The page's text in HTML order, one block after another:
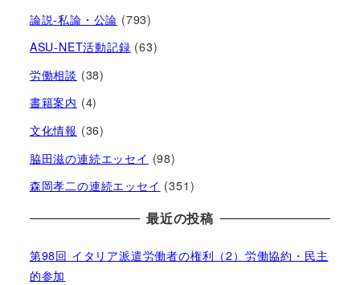
論説-私論・公論 (793)
ASU-NET活動記録 (63)
労働相談 (38)
書籍案内 (4)
文化情報 (36)
脇田滋の連続エッセイ (98)
森岡孝二の連続エッセイ (351)
最近の投稿
第98回 イタリア派遣労働者の権利（2）労働協約・民主
的参加